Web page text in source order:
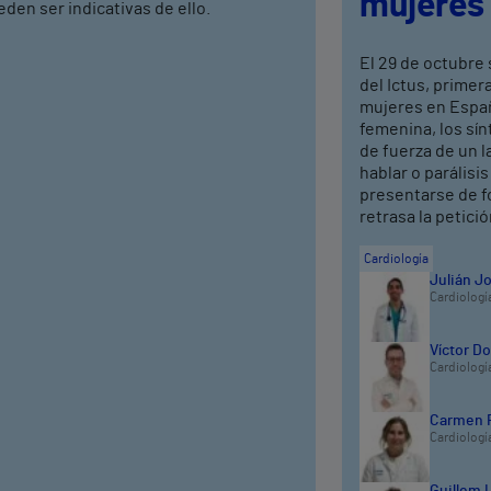
ser indicativas de ello.
El 29 de octubre
del Ictus,
mujeres en
femenina, los
de fuerza de un
hablar o
presentarse de
retrasa la
Cardiología
Julián
Víctor
Carmen